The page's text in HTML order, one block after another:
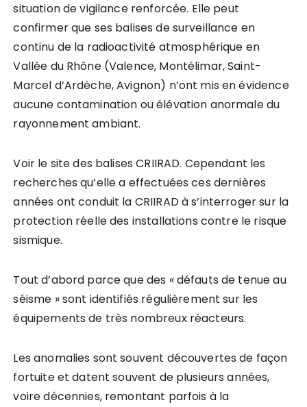
situation de vigilance renforcée. Elle peut
confirmer que ses balises de surveillance en
continu de la radioactivité atmosphérique en
Vallée du Rhône (Valence, Montélimar, Saint-
Marcel d’Ardèche, Avignon) n’ont mis en évidence
aucune contamination ou élévation anormale du
rayonnement ambiant.
Voir le site des balises CRIIRAD. Cependant les
recherches qu’elle a effectuées ces dernières
années ont conduit la CRIIRAD à s’interroger sur la
protection réelle des installations contre le risque
sismique.
Tout d’abord parce que des « défauts de tenue au
séisme » sont identifiés régulièrement sur les
équipements de très nombreux réacteurs.
Les anomalies sont souvent découvertes de façon
fortuite et datent souvent de plusieurs années,
voire décennies, remontant parfois à la